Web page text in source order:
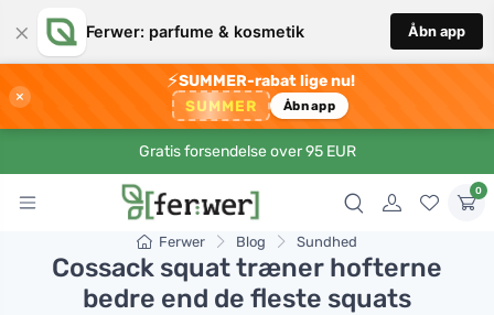
× Ferwer: parfume & kosmetik Åbn app
×
⚡SUMMER-rabat lige nu!
SUMMER Åbn app
Gratis forsendelse over 95 EUR
0
Ferwer Blog Sundhed
Cossack squat træner hofterne
bedre end de fleste squats